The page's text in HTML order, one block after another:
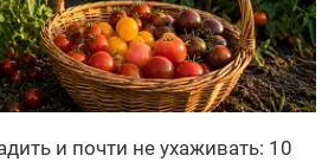
и почти не ухаживать: 10